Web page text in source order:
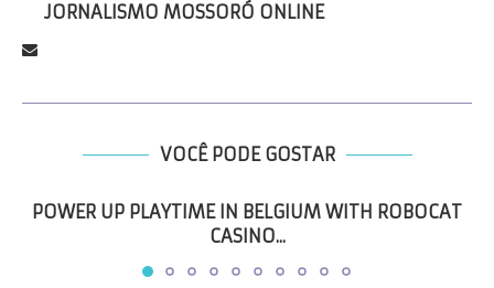
JORNALISMO MOSSORÓ ONLINE
VOCÊ PODE GOSTAR
POWER UP PLAYTIME IN BELGIUM WITH ROBOCAT
CASINO...